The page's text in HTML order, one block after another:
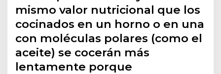
mismo valor nutricional que los
cocinados en un horno o en una
con moléculas polares (como el
aceite) se cocerán más
lentamente porque